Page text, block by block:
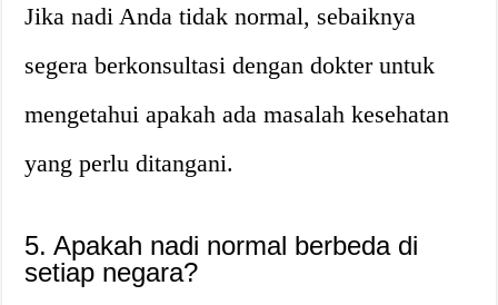
Jika nadi Anda tidak normal, sebaiknya
segera berkonsultasi dengan dokter untuk
mengetahui apakah ada masalah kesehatan
yang perlu ditangani.
5. Apakah nadi normal berbeda di
setiap negara?